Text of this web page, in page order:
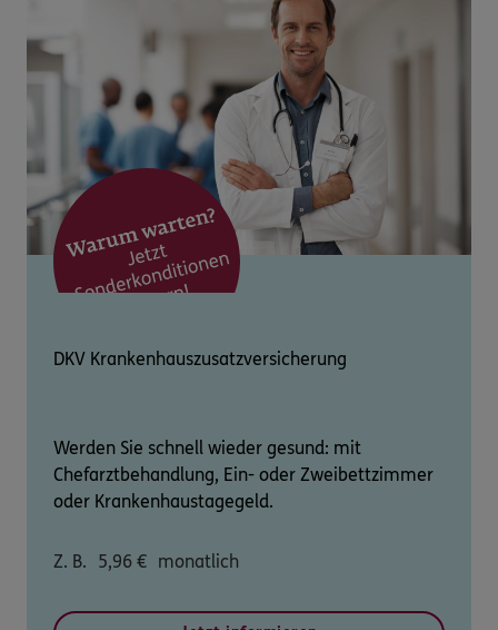
DKV Krankenhauszusatzversicherung
Werden Sie schnell wieder gesund: mit
Chefarztbehandlung, Ein- oder Zweibettzimmer
oder Krankenhaustagegeld.
Z. B. 5,96 € monatlich